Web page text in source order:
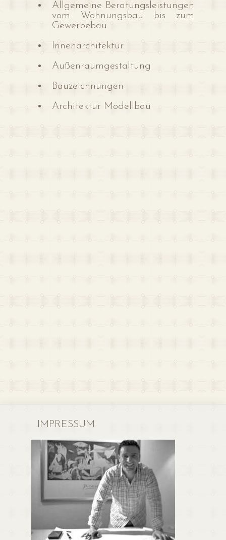
Allgemeine Beratungsleistungen
vom Wohnungsbau bis zum
Gewerbebau
Innenarchitektur
Außenraumgestaltung
Bauzeichnungen
Architektur Modellbau
IMPRESSUM